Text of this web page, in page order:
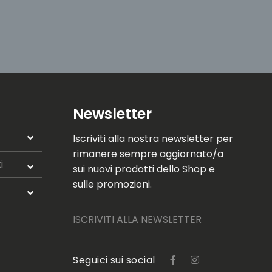
Newsletter
Iscriviti alla nostra newsletter per
rimanere sempre aggiornato/a
sui nuovi prodotti dello Shop e
sulle promozioni.
ISCRIVITI ALLA NEWSLETTER
Seguici sui social